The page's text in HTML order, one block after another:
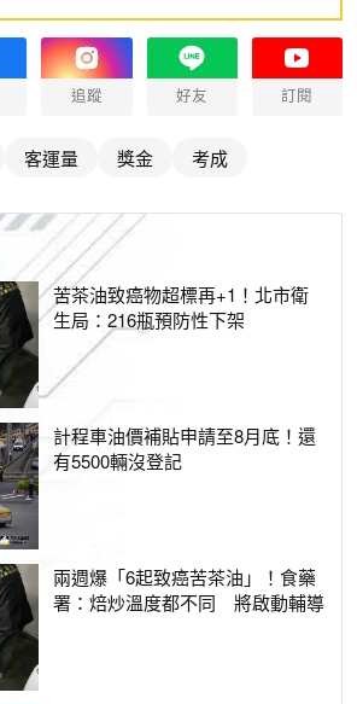
追蹤 好友 訂閱
客運量 獎金 考成
苦茶油致癌物超標再+1！北市衛
生局：216瓶預防性下架
計程車油價補貼申請至8月底！還
有5500輛沒登記
兩週爆「6起致癌苦茶油」！食藥
署：焙炒溫度都不同 將啟動輔導